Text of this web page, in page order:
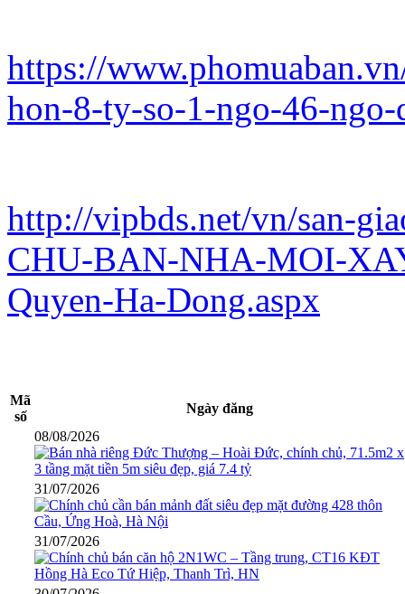
https://
hon-8-ty-so-1-ngo-46-
http://vipbds.net/vn/san-
CHU-BAN-NHA-MOI-
Quyen-Ha-Dong.aspx
Mã
số
Ngày đăng
08/08/2026
31/07/2026
31/07/2026